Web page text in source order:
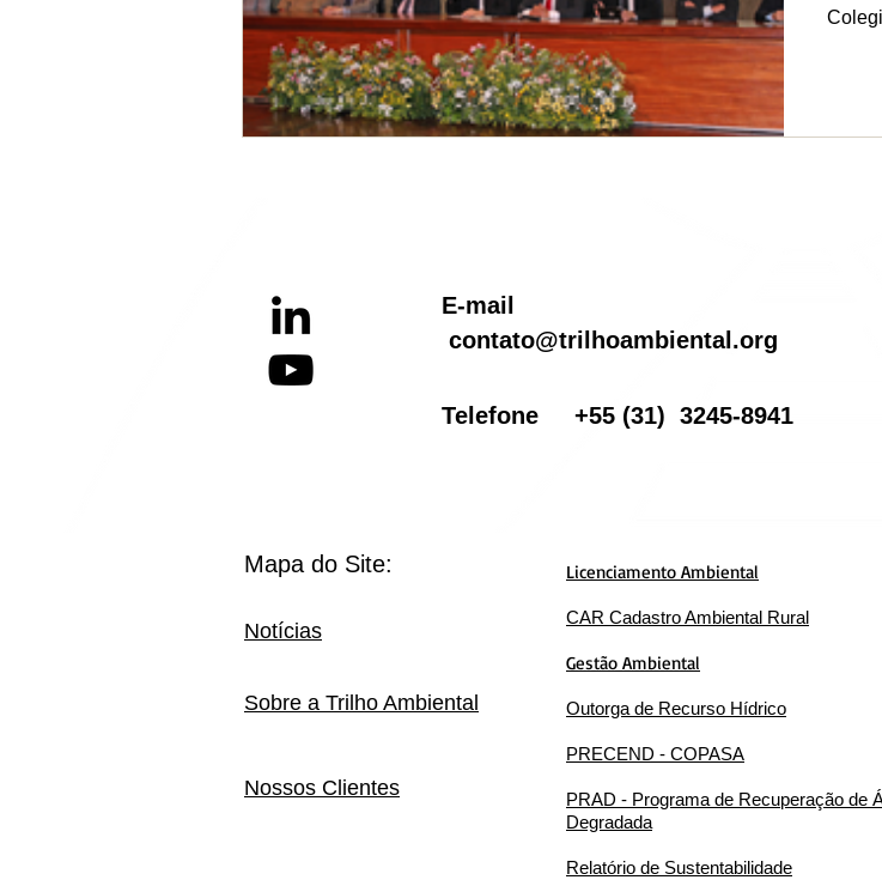
E-mail
contato@trilhoambiental.org
Telefone +55 (31) 3245-8941
Sobre a Trilho Ambiental
Notícias
Nossos Clientes
Mapa do Site: Licenciamento Ambiental
CAR Cadastro Ambiental Rural
Gestão Ambiental
Outorga de Recurso Hídrico
PRECEND - COPASA
PRAD - Programa de Recuperação de
Degradada
Relatório de Sustentabilidade